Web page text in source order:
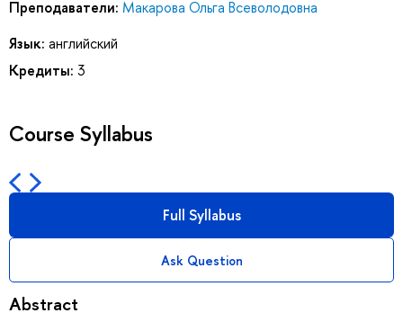
Преподаватели: Макарова Ольга Всеволодовна
Язык: английский
Кредиты: 3
Course Syllabus
Full Syllabus
Ask Question
Abstract